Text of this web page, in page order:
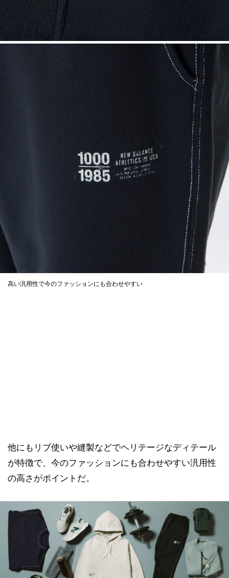
高い汎用性で今のファッションにも合わせやすい
他にもリブ使いや縫製などでヘリテージなディテール
が特徴で、今のファッションにも合わせやすい汎用性
の高さがポイントだ。